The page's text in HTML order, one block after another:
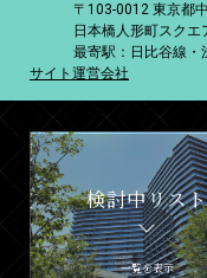
〒103-0012 東京都
日本橋人形町スクエ
最寄駅：日比谷線・
サイト運営会社
検討中リスト
一覧を表示